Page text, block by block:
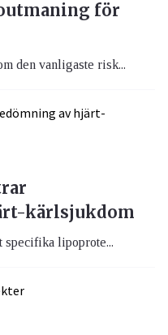
för
den vanligaste risk...
kärlsjukdom
specifika lipoprote...